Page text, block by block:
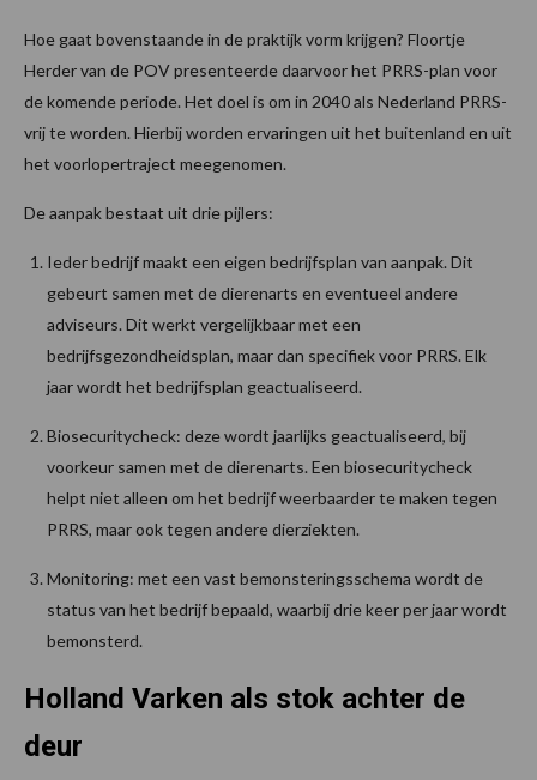
Hoe gaat bovenstaande in de praktijk vorm krijgen? Floortje
Herder van de POV presenteerde daarvoor het PRRS-plan voor
de komende periode. Het doel is om in 2040 als Nederland PRRS-
vrij te worden. Hierbij worden ervaringen uit het buitenland en uit
het voorlopertraject meegenomen.
De aanpak bestaat uit drie pijlers:
Ieder bedrijf maakt een eigen bedrijfsplan van aanpak. Dit
gebeurt samen met de dierenarts en eventueel andere
adviseurs. Dit werkt vergelijkbaar met een
bedrijfsgezondheidsplan, maar dan specifiek voor PRRS. Elk
jaar wordt het bedrijfsplan geactualiseerd.
Biosecuritycheck: deze wordt jaarlijks geactualiseerd, bij
voorkeur samen met de dierenarts. Een biosecuritycheck
helpt niet alleen om het bedrijf weerbaarder te maken tegen
PRRS, maar ook tegen andere dierziekten.
Monitoring: met een vast bemonsteringsschema wordt de
status van het bedrijf bepaald, waarbij drie keer per jaar wordt
bemonsterd.
Holland Varken als stok achter de
deur